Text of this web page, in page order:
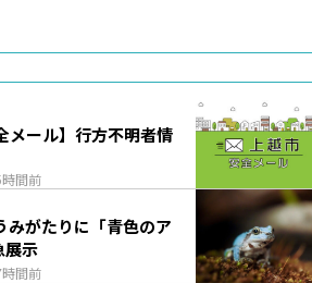
間前
メール】行方不明者情
間前
みがたりに「青色のア
展示